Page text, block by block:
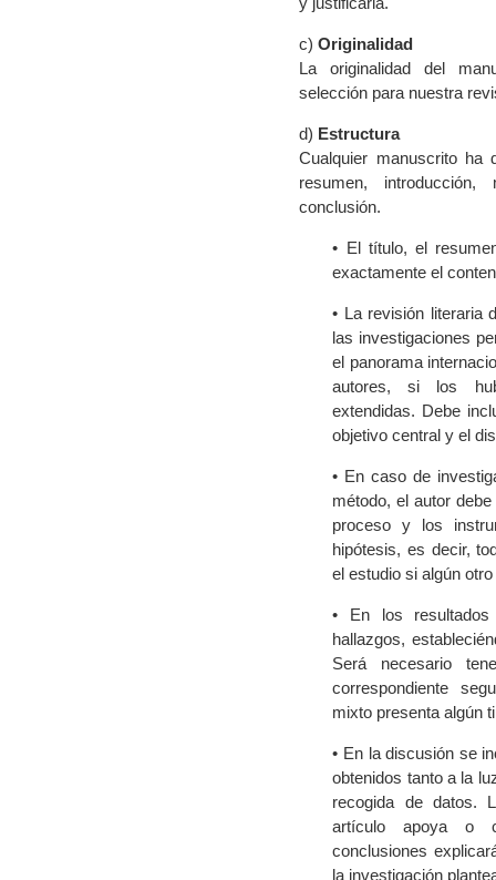
c)Originalidad
La originalidad del
selección para nuestra
d) Estructura
Cualquier manuscrito ha
resumen, introducción,
conclusión.
• El título, el
exactamente el
• La revisión literaria
las investigaciones
el panorama
autores, si los
extendidas. Debe
objetivo central y el
• En caso de
método, el autor
proceso y los
hipótesis, es decir,
el estudio si algún
• En los
hallazgos,
Será necesario
correspondiente
mixto presenta algún
• En la discusión se
obtenidos tanto a la
recogida de datos.
artículo apoya o
conclusiones
la investigación